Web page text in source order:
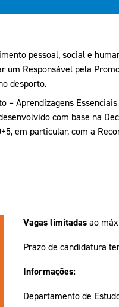
pessoal, social e
Responsável pela
desporto.
– Aprendizagens
com base na
em particular, com a
Vagas limitadas ao
Prazo de candidatura
Informações:
Departamento de